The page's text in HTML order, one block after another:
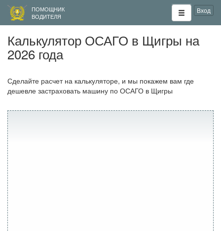
ПОМОЩНИК
ВОДИТЕЛЯ
Вход
Калькулятор ОСАГО в Щигры на
2026 года
Сделайте расчет на калькуляторе, и мы покажем вам где
дешевле застраховать машину по ОСАГО в Щигры